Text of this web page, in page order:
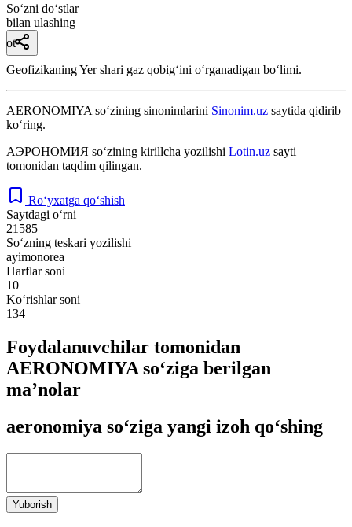
So‘zni do‘stlar
bilan ulashing
ot
Geofizikaning Yer shari gaz qobigʻini oʻrganadigan boʻlimi.
AERONOMIYA so‘zining sinonimlarini Sinonim.uz saytida qidirib
ko‘ring.
АЭРОНОМИЯ so‘zining kirillcha yozilishi Lotin.uz sayti
tomonidan taqdim qilingan.
Ro‘yxatga qo‘shish
Saytdagi o‘rni
21585
So‘zning teskari yozilishi
ayimonorea
Harflar soni
10
Ko‘rishlar soni
134
Foydalanuvchilar tomonidan
AERONOMIYA so‘ziga berilgan
ma’nolar
aeronomiya so‘ziga yangi izoh qo‘shing
Yuborish